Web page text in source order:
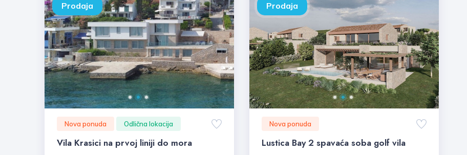
Prodaja
Nova ponuda Odlična lokacija
Vila Krasici na prvoj liniji do mora
Prodaja
Nova ponuda
Lustica Bay 2 spavaća soba golf vila